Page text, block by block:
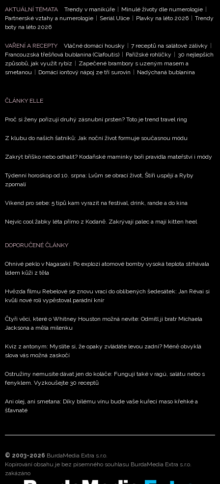
AKTUÁLNÍ TÉMATA Trendy v manikúře | Minulé životy dle numerologie |
Partnerské vztahy a numerologie | Seriál Ulice | Plavky na léto 2026 | Trendy
boty na léto 2026
VAŘENÍ A RECEPTY Vláčné domácí housky | 7 receptů na salátové zálivky |
Francouzská třešňová bublanina (Clafoutis) | Pařížské rohlíčky | 30 nejlepších
způsobů, jak využít rybíz | Zapečené brambory s uzeným masem a
smetanou | Domácí iontový nápoj ze tří surovin | Nadýchaná bublanina
ČLÁNKY ELLE
Proč si ženy pořizují druhý zásnubní prsten? Toto je trend travel ring
Z klubu do našich šatníků: Jak noční život formuje současnou módu
Zakrýt bříško nebo odhalit? Kodaňské maminky boří pravidla mateřství i módy
Týdenní horoskop od 10. srpna: Lvům se obrací život, Štíři uspějí a Ryby
zpomalí
Víkend pro sebe: 5 tipů kam vyrazit na festival, drink, rande a do kina
Nejvíc cool žabky léta přímo z Kodaně. Zakrývají palec a mají kitten heel
DOPORUČENÉ ČLÁNKY
Ohnivé peklo v Nagasaki: Po explozi atomové bomby vysoká teplota strhávala
lidem kůži z těla
Hvězda filmu Rebelové se znovu vrací do oblíbených šedesátek: Jan Révai si
kvůli nové roli vypěstoval parádní knír
Čtyři věci, které o Whitney Houston možná nevíte: Odmítl ji bratr Michaela
Jacksona a měla milenku
Kvíz z antonym: Myslíte si, že opaky zvládáte levou zadní? Méně obvyklá
slova vás možná zaskočí
Ostružiny nemusíte dávat jen do koláče: Fungují také v ragú, salátu nebo s
fenyklem. Vyzkoušejte 30 receptů
Ani olej, ani smetana: Díky bílému vínu bude vaše kuřecí maso křehké a
šťavnaté
© 2003-2026 BurdaMedia Extra s.r.o.
Kopírování obsahu je bez písemného souhlasu BurdaMedia Extra s.r.o.
zakázáno